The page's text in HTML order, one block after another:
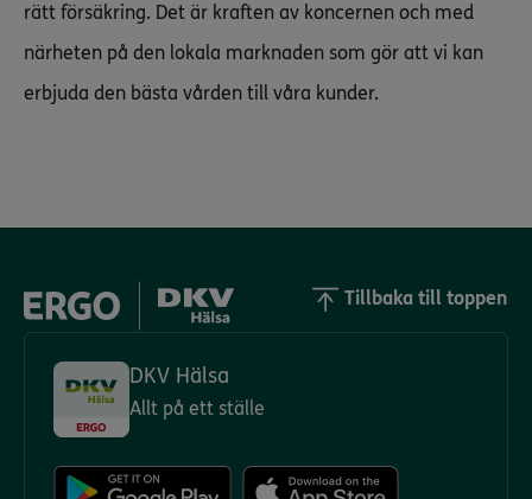
rätt försäkring. Det är kraften av koncernen och med
närheten på den lokala marknaden som gör att vi kan
erbjuda den bästa vården till våra kunder.
Tillbaka till toppen
DKV Hälsa
Allt på ett ställe